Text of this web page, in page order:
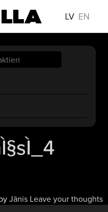
LV EN
Jānis Leave your thoughts